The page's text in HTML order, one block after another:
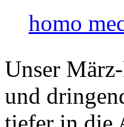
homo
Unser
und